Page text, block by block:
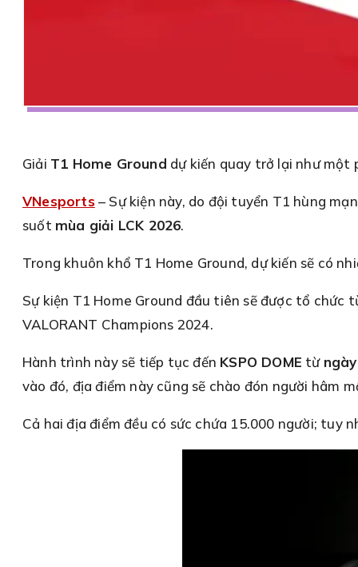
Giải T1 Home Ground dự kiến quay trở lại như một
VNesports– Sự kiện này, do đội tuyển T1 hùng
suốt mùa giải LCK 2026.
Trong khuôn khổ T1 Home Ground, dự kiến sẽ có
Sự kiện T1 Home Ground đầu tiên sẽ được tổ chức
VALORANT Champions 2024.
Hành trình này sẽ tiếp tục đến KSPO DOME từ
vào đó, địa điểm này cũng sẽ chào đón người hâm
Cả hai địa điểm đều có sức chứa 15.000 người; tuy